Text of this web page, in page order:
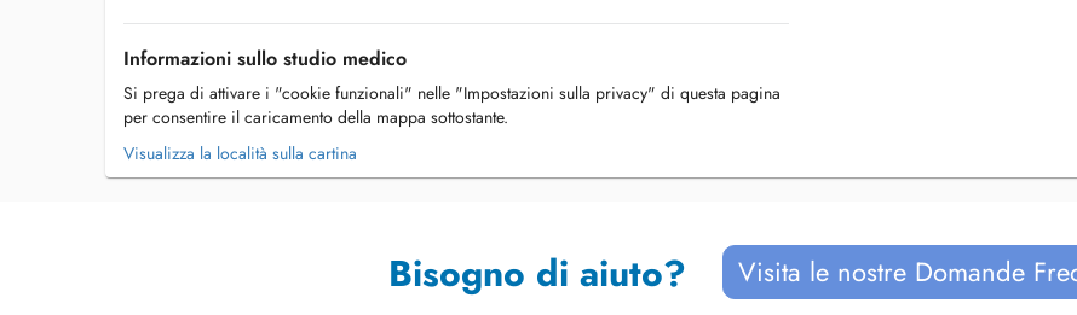
Informazioni sullo studio medico
Si prega di attivare i "cookie funzionali" nelle "Impostazioni sulla privacy" di questa pagina
per consentire il caricamento della mappa sottostante.
Visualizza la località sulla cartina
Bisogno di aiuto? Visita le nostre Domande